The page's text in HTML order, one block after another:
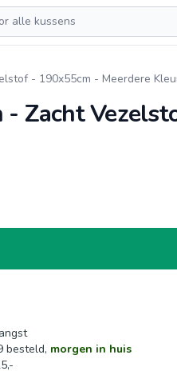
- 190x55cm - Meerdere
Zacht
besteld, morgen in huis